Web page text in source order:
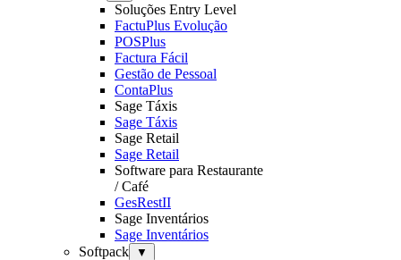
Soluções Entry Level
FactuPlus Evolução
POSPlus
Factura Fácil
Gestão de Pessoal
ContaPlus
Sage Táxis
Sage Táxis
Sage Retail
Sage Retail
Software para Restaurante
/ Café
GesRestII
Sage Inventários
Sage Inventários
Softpack
▼